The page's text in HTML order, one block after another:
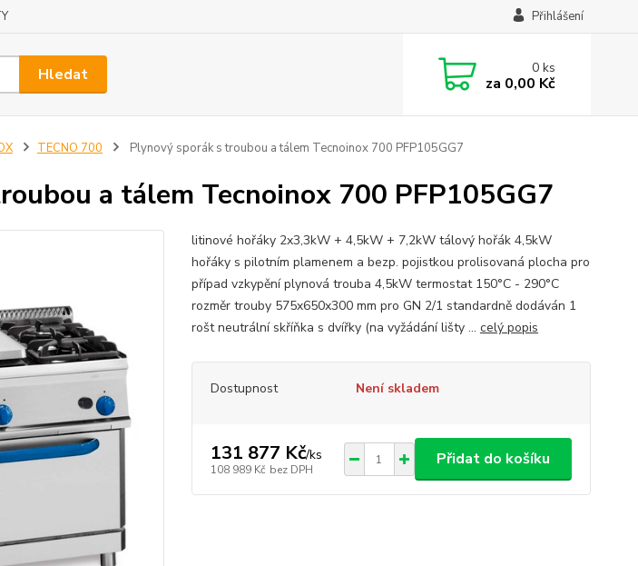
Přihlášení
Hledat 0ks
za 0,00 Kč
TECNO 700 Plynový sporák s troubou a tálem Tecnoinox 700 PFP105GG7
a tálem Tecnoinox 700 PFP105GG7
litinové hořáky 2x3,3kW + 4,5kW + 7,2kW tálový hořák 4,5kW
hořáky s pilotním plamenem a bezp. pojistkou prolisovaná plocha pro
případ vzkypění plynová trouba 4,5kW termostat 150°C - 290°C
rozměr trouby 575x650x300 mm pro GN 2/1 standardně dodáván 1
rošt neutrální skříňka s dvířky (na vyžádání lišty ... celý popis
Dostupnost Není skladem
131 877 Kč/ks
108 989 Kč bez DPH
Přidat do košíku